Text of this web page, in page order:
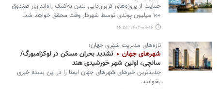
حمایت از پروژه‌های کربن‌زدایی لندن به‌کمک راه‌اندازی صندوق
۱۰۰ میلیون پوندی توسط شهردار وقت محقق خواهد شد.
۱۴۰۲-۰۹-۱۶ ۱۶:۵۲
تازه‌های مدیریت شهری جهان؛
شهرهای جهان
تشدید بحران مسکن در لوکزامبورگ/
سانچی، اولین شهر خورشیدی هند
جدیدترین خبرهای شهرهای جهان ایمنا را در این بسته خبری
بخوانید.